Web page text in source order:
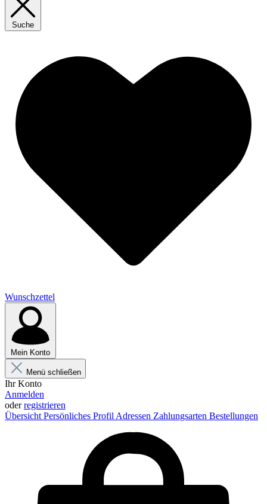
Suche
Wunschzettel
Mein Konto
Menü schließen
Ihr Konto
Anmelden
oderregistrieren
Übersicht Persönliches Profil Adressen Zahlungsarten Bestellungen